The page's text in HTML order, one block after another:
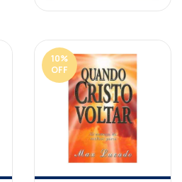
10%
OFF